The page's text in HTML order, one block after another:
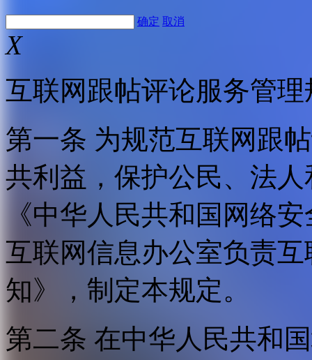
确定 取消
X
互联网跟帖评论服务管理
第一条 为规范互联网跟
共利益，保护公民、法
《中华人民共和国网络
互联网信息办公室负责
知》，制定本规定。
第二条 在中华人民共和